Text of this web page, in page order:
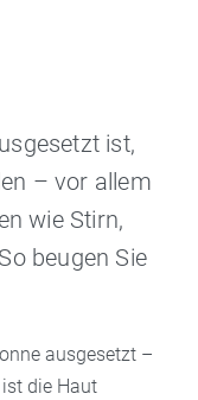
ist,
– vor allem
wie Stirn,
beugen Sie
ausgesetzt –
die Haut